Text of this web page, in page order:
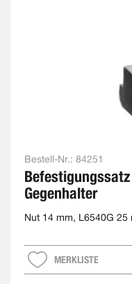
Bestell-Nr.: 84251
Gegenhalter
Nut 14 mm, L6540G 25
MERKLISTE